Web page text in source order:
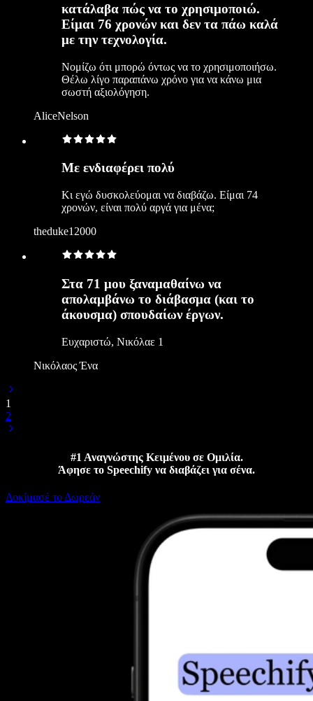
κατάλαβα πώς να το χρησιμοποιώ.
Είμαι 76 χρονών και δεν τα πάω καλά
με την τεχνολογία.
Νομίζω ότι μπορώ όντως να το χρησιμοποιήσω.
Θέλω λίγο παραπάνω χρόνο για να κάνω μια
σωστή αξιολόγηση.
AliceNelson
Με ενδιαφέρει πολύ
Κι εγώ δυσκολεύομαι να διαβάζω. Είμαι 74
χρονών, είναι πολύ αργά για μένα;
theduke12000
Στα 71 μου ξαναμαθαίνω να
απολαμβάνω το διάβασμα (και το
άκουσμα) σπουδαίων έργων.
Ευχαριστώ, Νικόλαε 1
Νικόλαος Ένα
1
2
#1 Αναγνώστης Κειμένου σε Ομιλία.
Άφησε το Speechify να διαβάζει για σένα.
Δοκίμασέ το Δωρεάν